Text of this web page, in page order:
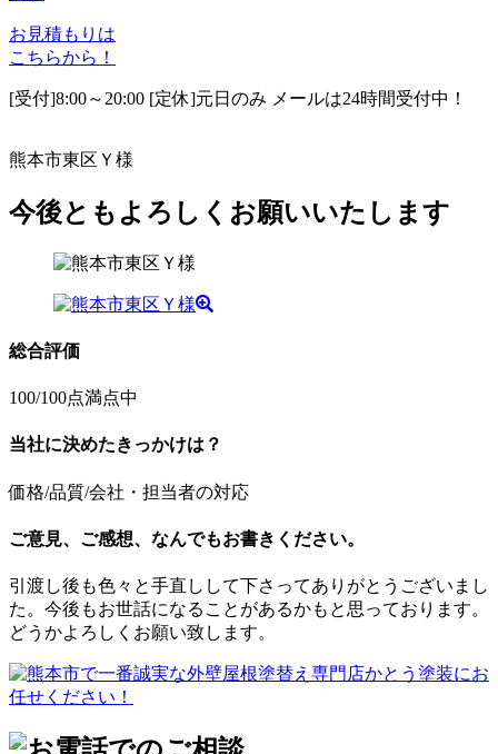
お見積もりは
こちらから！
[受付]8:00～20:00 [定休]元日のみ メールは24時間受付中！
熊本市東区Ｙ様
今後ともよろしくお願いいたします
総合評価
100/100点満点中
当社に決めたきっかけは？
価格/品質/会社・担当者の対応
ご意見、ご感想、なんでもお書きください。
引渡し後も色々と手直しして下さってありがとうございまし
た。今後もお世話になることがあるかもと思っております。
どうかよろしくお願い致します。